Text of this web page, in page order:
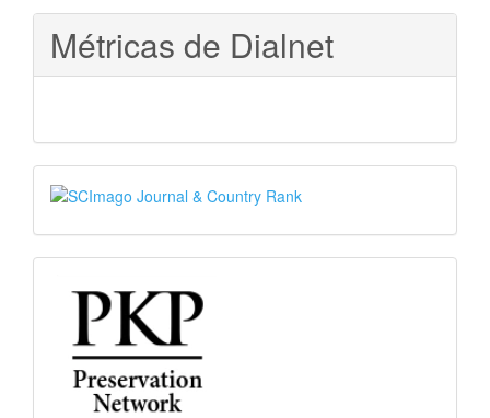
Métricas de Dialnet
SJR
PKP